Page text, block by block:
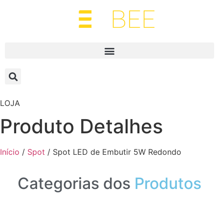
LOJA
Produto Detalhes
Início / Spot / Spot LED de Embutir 5W Redondo
Categorias dos Produtos